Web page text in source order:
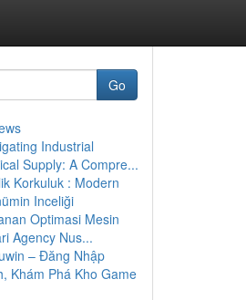
Go
Industrial
Supply: A Compre...
Korkuluk : Modern
Inceliği
Optimasi Mesin
Agency Nus...
– Đăng Nhập
Khám Phá Kho Game